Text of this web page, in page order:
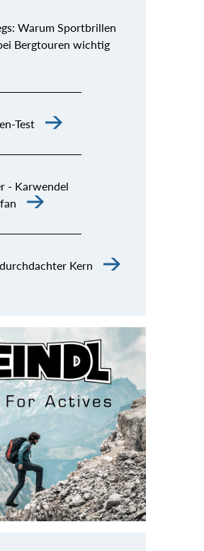
Warum Sportbrillen
Bergtouren wichtig
Test
- Karwendel
Kern